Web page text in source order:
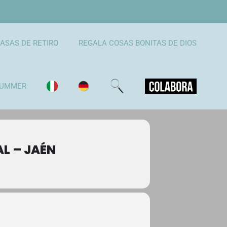
DE RETIRO REGALA COSAS BONITAS DE DIOS
– JAÉN